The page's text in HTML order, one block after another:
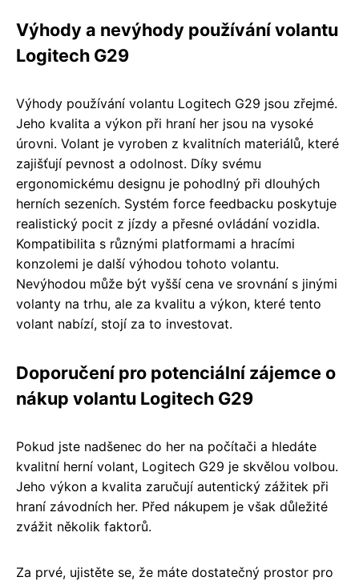
Výhody a nevýhody používání volantu
Logitech G29
Výhody používání volantu Logitech G29 jsou zřejmé.
Jeho kvalita a výkon při hraní her jsou na vysoké
úrovni. Volant je vyroben z kvalitních materiálů, které
zajišťují pevnost a odolnost. Díky svému
ergonomickému designu je pohodlný při dlouhých
herních sezeních. Systém force feedbacku poskytuje
realistický pocit z jízdy a přesné ovládání vozidla.
Kompatibilita s různými platformami a hracími
konzolemi je další výhodou tohoto volantu.
Nevýhodou může být vyšší cena ve srovnání s jinými
volanty na trhu, ale za kvalitu a výkon, které tento
volant nabízí, stojí za to investovat.
Doporučení pro potenciální zájemce o
nákup volantu Logitech G29
Pokud jste nadšenec do her na počítači a hledáte
kvalitní herní volant, Logitech G29 je skvělou volbou.
Jeho výkon a kvalita zaručují autentický zážitek při
hraní závodních her. Před nákupem je však důležité
zvážit několik faktorů.
Za prvé, ujistěte se, že máte dostatečný prostor pro